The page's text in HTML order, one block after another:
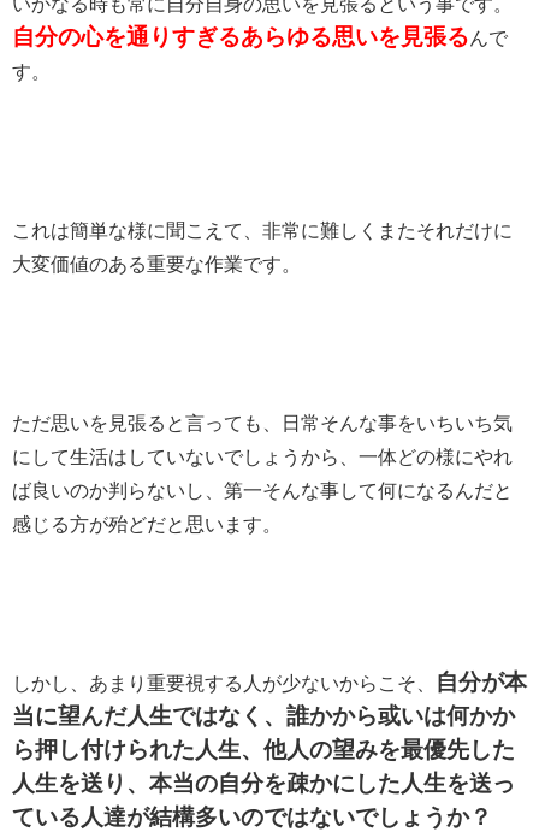
自分の心を通りすぎるあらゆる思いを見張るんで
す。
これは簡単な様に聞こえて、非常に難しくまたそれだけに
大変価値のある重要な作業です。
ただ思いを見張ると言っても、日常そんな事をいちいち気
にして生活はしていないでしょうから、一体どの様にやれ
ば良いのか判らないし、第一そんな事して何になるんだと
感じる方が殆どだと思います。
しかし、あまり重要視する人が少ないからこそ、
自分が本
当に望んだ人生ではなく、誰かから或いは何かか
ら押し付けられた人生、他人の望みを最優先した
人生を送り、本当の自分を疎かにした人生を送っ
ている人達が結構多いのではないでしょうか？